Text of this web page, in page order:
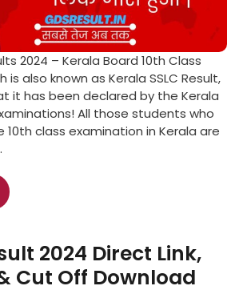
2024 – Kerala Board 10th Class
is also known as Kerala SSLC Result,
it has been declared by the Kerala
All those students who
class examination in Kerala are
2024 Direct Link,
Cut Off Download